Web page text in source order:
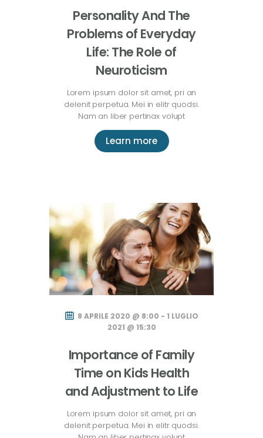
Personality And The
Problems of Everyday
Life: The Role of
Neuroticism
Lorem ipsum dolor sit amet, pri an
delenit perpetua. Mei in elitr quodsi.
Nam an liber pertinax volupt
Learn more
8 APRILE 2020 @ 8:00 - 1 LUGLIO
2021 @ 15:30
Importance of Family
Time on Kids Health
and Adjustment to Life
Lorem ipsum dolor sit amet, pri an
delenit perpetua. Mei in elitr quodsi.